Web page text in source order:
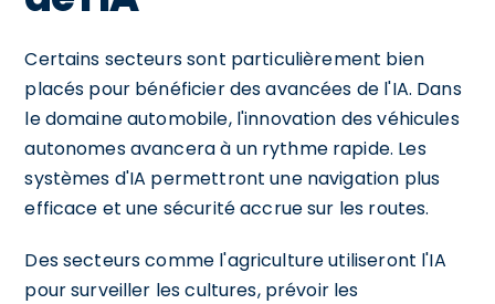
Certains secteurs sont particulièrement bien
placés pour bénéficier des avancées de l'IA. Dans
le domaine automobile, l'innovation des véhicules
autonomes avancera à un rythme rapide. Les
systèmes d'IA permettront une navigation plus
efficace et une sécurité accrue sur les routes.
Des secteurs comme l'agriculture utiliseront l'IA
pour surveiller les cultures, prévoir les